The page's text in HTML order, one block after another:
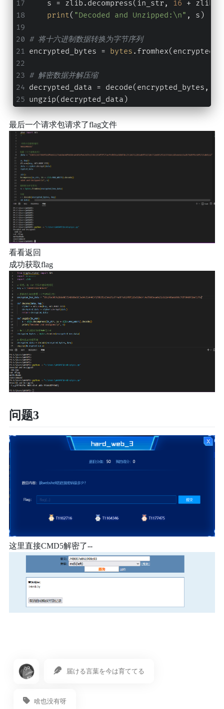
    s = zlib.decompress(in_str,
16 +
print( "Decoded and Unzipped:\n" , s)
# 将十六进制数据转换为字节序列
encrypted_bytes = bytes
# 解密数据并解压缩
decrypted_data = decode(encrypted_bytes,
ungzip(decrypted_data)
最后一个请求包请求了flag文件
看看返回
成功获取flag
问题3
这里直接CMD5解密了--
届ける言葉を今は育ててる
啥也没有呀